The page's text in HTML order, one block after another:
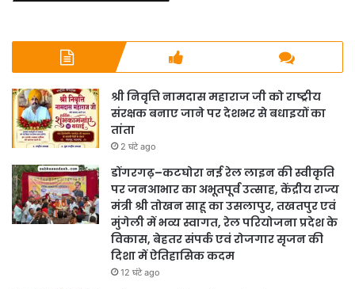
श्री निवृत्ति नामदास महाराज जी को राष्ट्रीय
संरक्षक बनाए जाने पर देशभर से बधाइयों का
तांता
2 घंटे ago
डोंगरगढ़–कटघोरा नई रेल लाइन की स्वीकृति
पर जनआभार का अभूतपूर्व उत्साह, केंद्रीय राज्य
मंत्री श्री तोखन साहू का उसलापुर, तखतपुर एवं
मुंगेली में भव्य स्वागत, रेल परियोजना प्रदेश के
विकास, बेहतर संपर्क एवं रोजगार सृजन की
दिशा में ऐतिहासिक कदम
12 घंटे ago